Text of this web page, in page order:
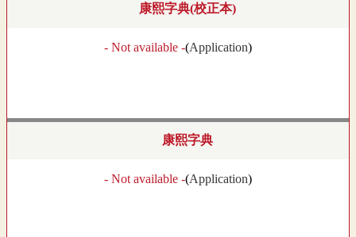
康熙字典(校正本)
- Not available -(Application)
康熙字典
- Not available -(Application)